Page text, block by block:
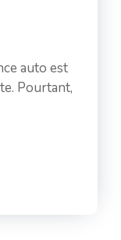
auto est
Pourtant,